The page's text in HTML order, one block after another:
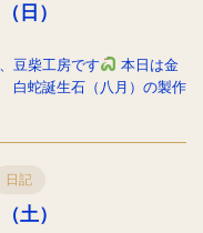
日）
豆柴工房です
本日は金
白蛇誕生石（八月）の製作
日記
土）